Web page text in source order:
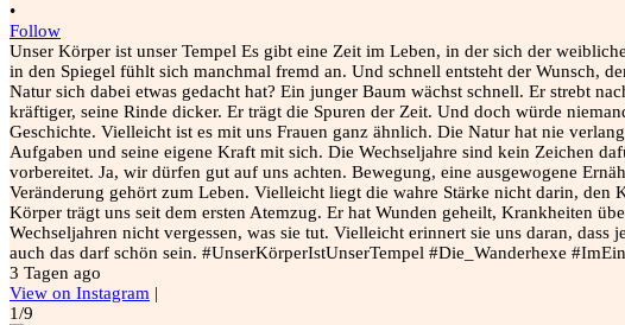
•
Follow
Unser Körper ist unser Tempel Es gibt eine Zeit im Leben, in der sich der
in den Spiegel fühlt sich manchmal fremd an. Und schnell entsteht der Wunsch,
Natur sich dabei etwas gedacht hat? Ein junger Baum wächst schnell. Er strebt
kräftiger, seine Rinde dicker. Er trägt die Spuren der Zeit. Und doch würde
Geschichte. Vielleicht ist es mit uns Frauen ganz ähnlich. Die Natur hat nie
Aufgaben und seine eigene Kraft mit sich. Die Wechseljahre sind kein Zeichen
vorbereitet. Ja, wir dürfen gut auf uns achten. Bewegung, eine ausgewogene
Veränderung gehört zum Leben. Vielleicht liegt die wahre Stärke nicht darin,
Körper trägt uns seit dem ersten Atemzug. Er hat Wunden geheilt, Krankheiten
Wechseljahren nicht vergessen, was sie tut. Vielleicht erinnert sie uns daran,
auch das darf schön sein. #UnserKörperIstUnserTempel #Die_Wanderhexe
3 Tagen ago
View on Instagram |
1/9